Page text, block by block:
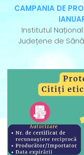
CAMPANIA DE
Institutul
Județene de